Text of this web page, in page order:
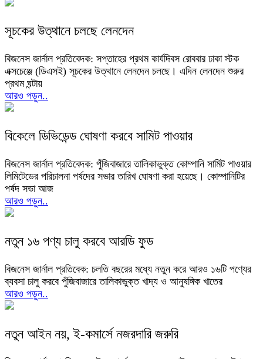
সূচকের উত্থানে চলছে লেনদেন
বিজনেস জার্নাল প্রতিবেদক: সপ্তাহের প্রথম কার্যদিবস রোববার ঢাকা স্টক
এক্সচেঞ্জে (ডিএসই) সূচকের উত্থানে লেনদেন চলছে। এদিন লেনদেন শুরুর
প্রথম ঘন্টায়
আরও পড়ুন..
বিকেলে ডিভিডেন্ড ঘোষণা করবে সামিট পাওয়ার
বিজনেস জার্নাল প্রতিবেদক: পুঁজিবাজারে তালিকাভুক্ত কোম্পানি সামিট পাওয়ার
লিমিটেডের পরিচালনা পর্ষদের সভার তারিখ ঘোষণা করা হয়েছে। কোম্পানিটির
পর্ষদ সভা আজ
আরও পড়ুন..
নতুন ১৬ পণ্য চালু করবে আরডি ফুড
বিজনেস জার্নাল প্রতিবেক: চলতি বছরের মধ্যে নতুন করে আরও ১৬টি পণ্যের
ব্যবসা চালু করবে পুঁজিবাজারে তালিকাভুক্ত খাদ্য ও আনুষঙ্গিক খাতের
আরও পড়ুন..
নতুন আইন নয়, ই-কমার্সে নজরদারি জরুরি